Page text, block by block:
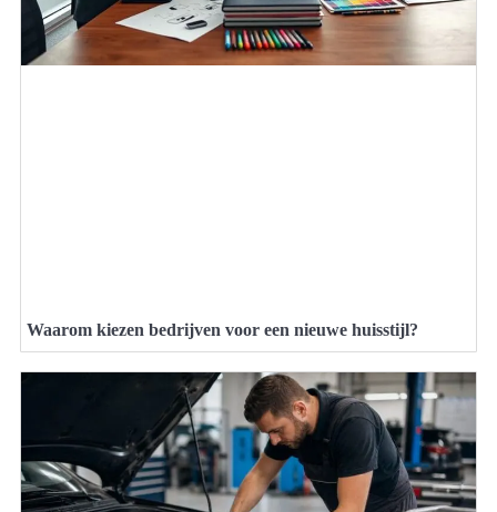
Waarom kiezen bedrijven voor een nieuwe huisstijl?